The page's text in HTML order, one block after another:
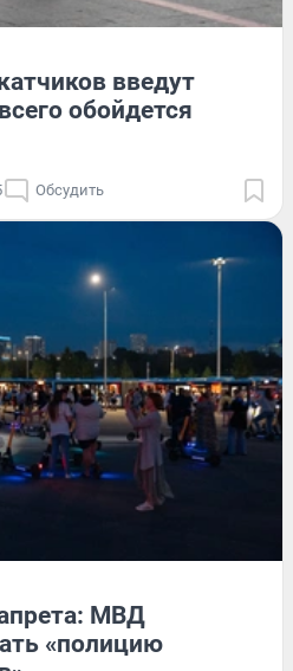
введут
обойдется
Обсудить
МВД
«полицию